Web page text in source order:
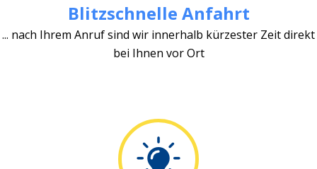
Blitzschnelle Anfahrt
... nach Ihrem Anruf sind wir innerhalb kürzester Zeit direkt
bei Ihnen vor Ort